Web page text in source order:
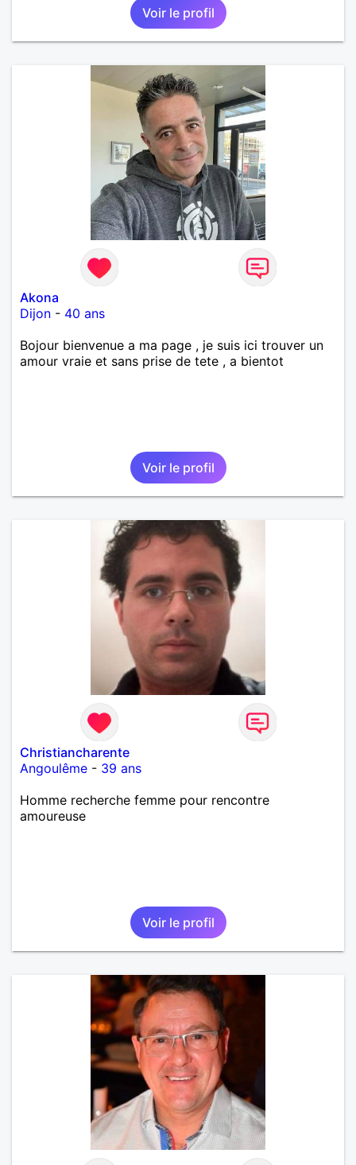
Voir le profil
Akona
Dijon - 40 ans
Bojour bienvenue a ma page , je suis ici trouver un
amour vraie et sans prise de tete , a bientot
Voir le profil
Christiancharente
Angoulême - 39 ans
Homme recherche femme pour rencontre
amoureuse
Voir le profil